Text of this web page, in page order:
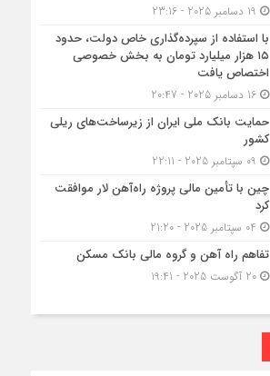
با استفاده از سپرده‌گذاری خاص دولت، حدود
۱۵ هزار میلیارد تومان به بخش خصوصی
اختصاص یافت
16 دسامبر 2025 - 20:47
حمایت بانک ملی ایران از زیرساخت‌های ریلی
کشور
چین با تأمین مالی پروژه راه‌آهن لار موافقت
کرد
تفاهم راه آهن و گروه مالی بانک مسکن
20 آگوست 2025 - 19:41